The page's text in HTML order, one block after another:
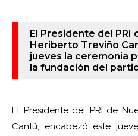
El Presidente del PRI
Heriberto Treviño
jueves la ceremonia
la fundación del
El Presidente del PRI de
Cantú, encabezó este